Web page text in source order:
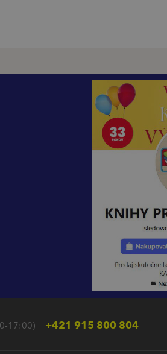
17:00) +421 915 800 804